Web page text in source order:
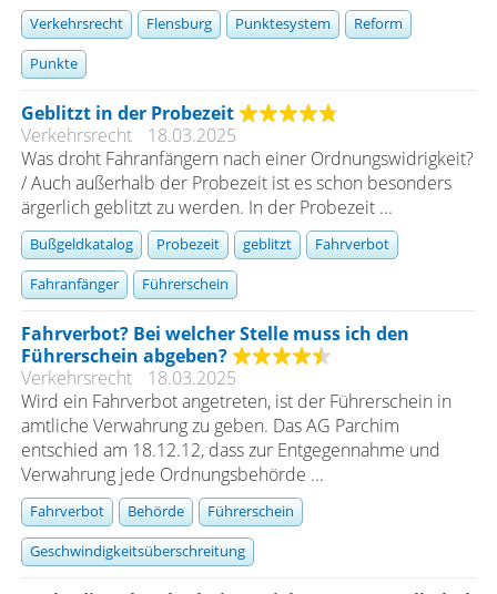
Verkehrsrecht Flensburg Punktesystem Reform
Punkte
Geblitzt in der Probezeit
Verkehrsrecht
18.03.2025
Was droht Fahranfängern nach einer Ordnungswidrigkeit?
/ Auch außerhalb der Probezeit ist es schon besonders
ärgerlich geblitzt zu werden. In der Probezeit ...
Bußgeldkatalog Probezeit geblitzt Fahrverbot
Fahranfänger Führerschein
Fahrverbot? Bei welcher Stelle muss ich den
Führerschein abgeben?
Verkehrsrecht
18.03.2025
Wird ein Fahrverbot angetreten, ist der Führerschein in
amtliche Verwahrung zu geben. Das AG Parchim
entschied am 18.12.12, dass zur Entgegennahme und
Verwahrung jede Ordnungsbehörde ...
Fahrverbot Behörde Führerschein
Geschwindigkeitsüberschreitung